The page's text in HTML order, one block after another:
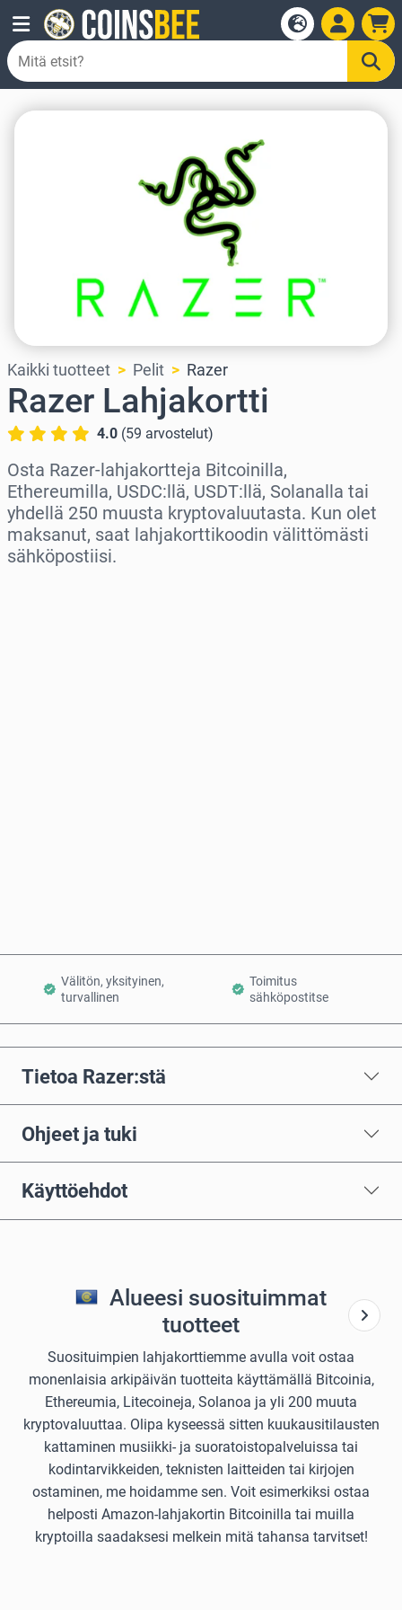
Kaikki tuotteet Pelit Razer
Razer Lahjakortti
4.0 (59 arvostelut)
Osta Razer-lahjakortteja Bitcoinilla,
Ethereumilla, USDC:llä, USDT:llä, Solanalla tai
yhdellä 250 muusta kryptovaluutasta. Kun olet
maksanut, saat lahjakorttikoodin välittömästi
sähköpostiisi.
Välitön, yksityinen,
turvallinen
Toimitus
sähköpostitse
Tietoa Razer:stä
Ohjeet ja tuki
Käyttöehdot
Alueesi suosituimmat
tuotteet
Suosituimpien lahjakorttiemme avulla voit ostaa
monenlaisia arkipäivän tuotteita käyttämällä Bitcoinia,
Ethereumia, Litecoineja, Solanoa ja yli 200 muuta
kryptovaluuttaa. Olipa kyseessä sitten kuukausitilausten
kattaminen musiikki- ja suoratoistopalveluissa tai
kodintarvikkeiden, teknisten laitteiden tai kirjojen
ostaminen, me hoidamme sen. Voit esimerkiksi ostaa
helposti Amazon-lahjakortin Bitcoinilla tai muilla
kryptoilla saadaksesi melkein mitä tahansa tarvitset!